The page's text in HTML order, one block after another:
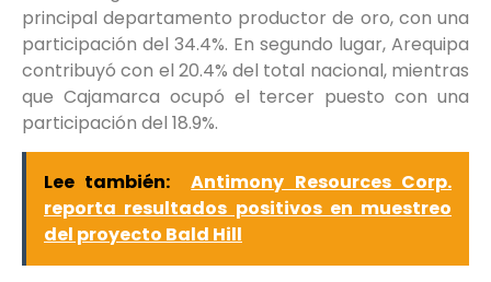
principal departamento productor de oro, con una
participación del 34.4%. En segundo lugar, Arequipa
contribuyó con el 20.4% del total nacional, mientras
que Cajamarca ocupó el tercer puesto con una
participación del 18.9%.
Lee también:
Antimony Resources Corp.
reporta resultados positivos en muestreo
del proyecto Bald Hill